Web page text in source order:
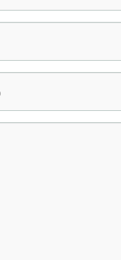
Con estos datos podemos
más rápido.